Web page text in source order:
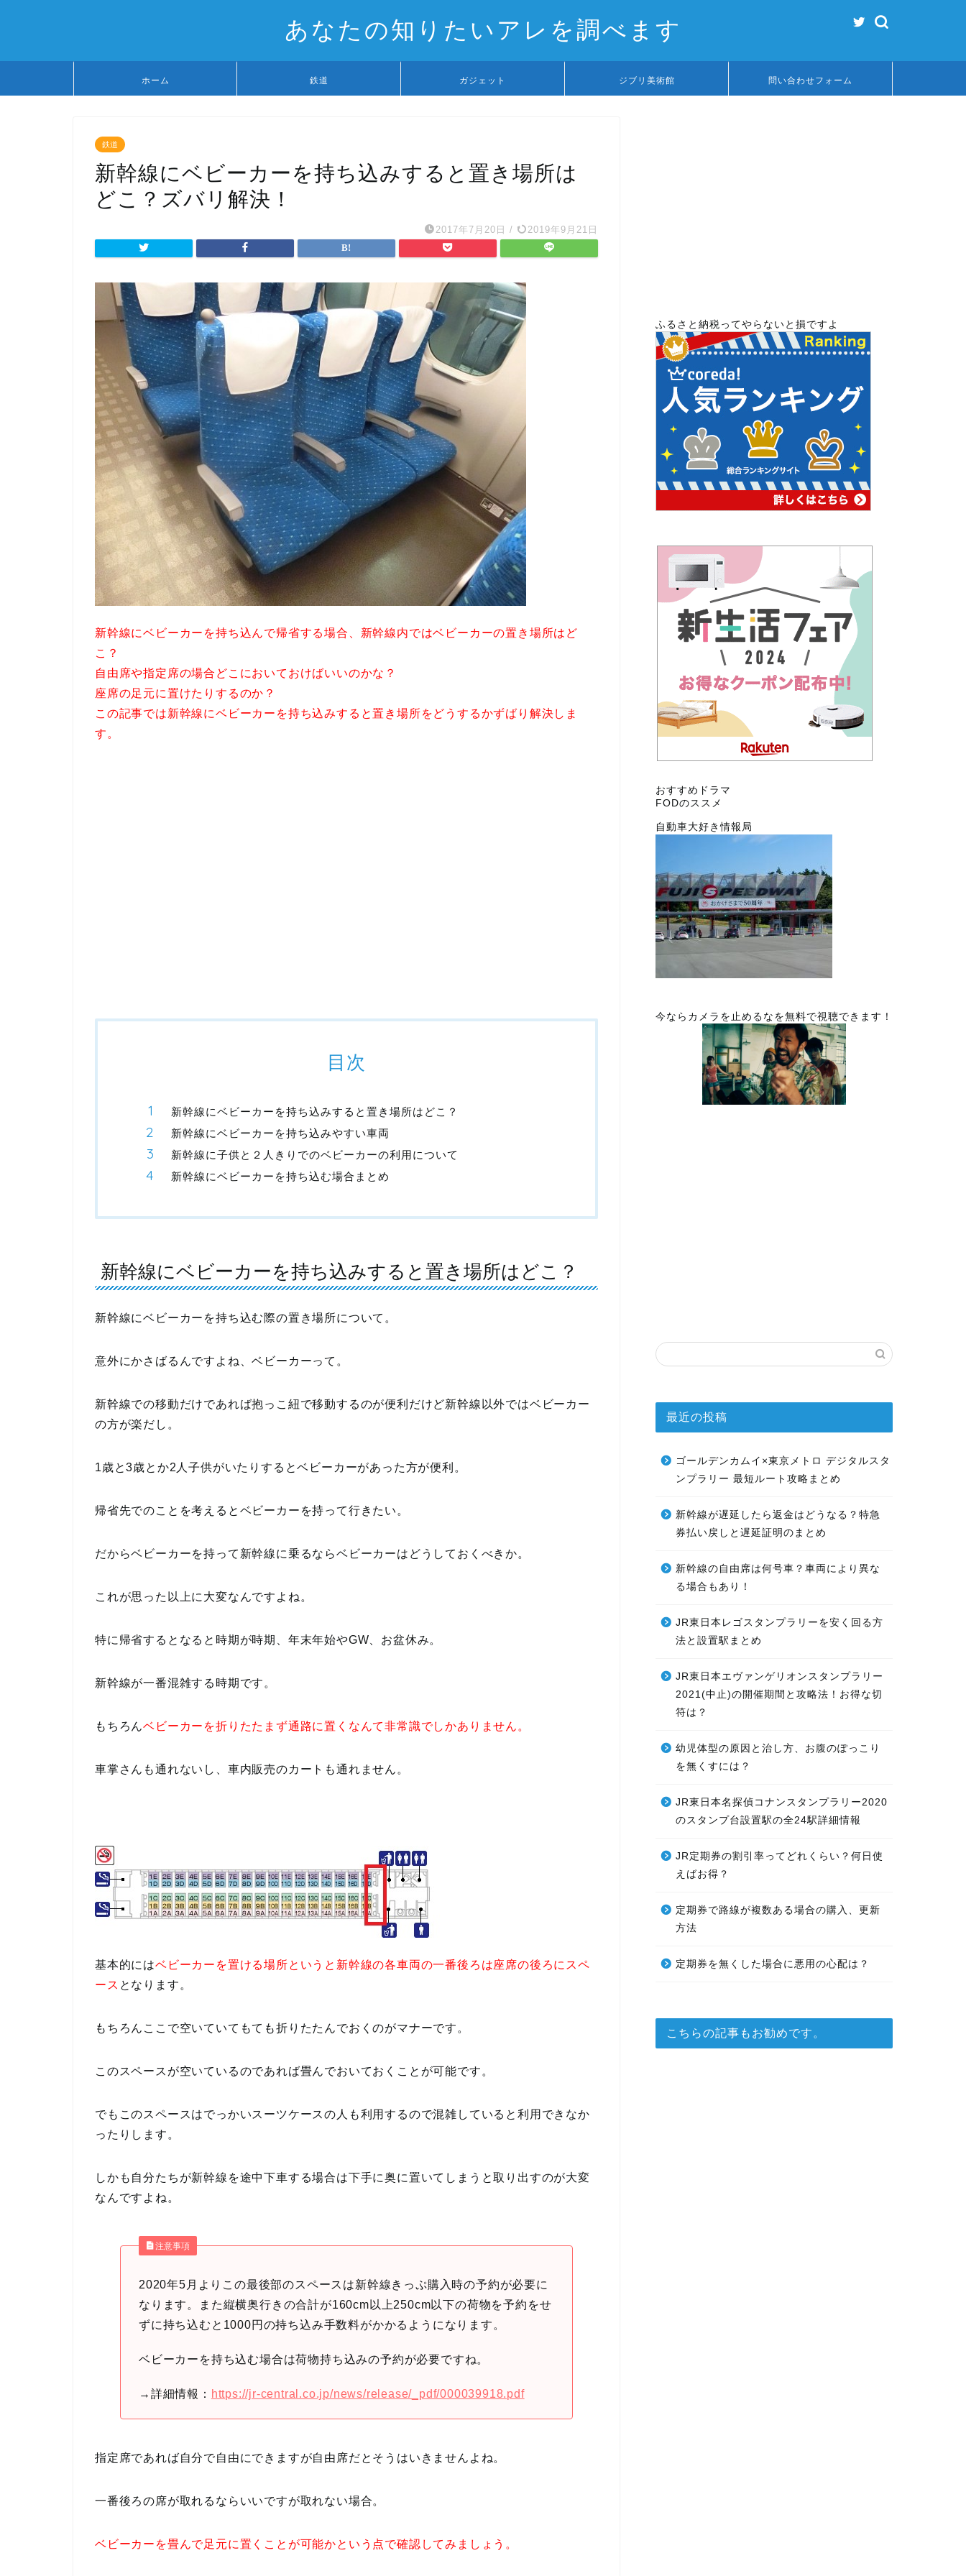
あなたの知りたいアレを調べます
ホーム 鉄道 ガジェット ジブリ美術館 問い合わせフォーム
鉄道
新幹線にベビーカーを持ち込みすると置き場所は
どこ？ズバリ解決！
2017年7月20日 / 2019年9月21日
新幹線にベビーカーを持ち込んで帰省する場合、新幹線内ではベビーカーの置き場所はど
こ？
自由席や指定席の場合どこにおいておけばいいのかな？
座席の足元に置けたりするのか？
この記事では新幹線にベビーカーを持ち込みすると置き場所をどうするかずばり解決しま
す。
目次
新幹線にベビーカーを持ち込みすると置き場所はどこ？
新幹線にベビーカーを持ち込みやすい車両
新幹線に子供と２人きりでのベビーカーの利用について
新幹線にベビーカーを持ち込む場合まとめ
新幹線にベビーカーを持ち込みすると置き場所はどこ？
新幹線にベビーカーを持ち込む際の置き場所について。
意外にかさばるんですよね、ベビーカーって。
新幹線での移動だけであれば抱っこ紐で移動するのが便利だけど新幹線以外ではベビーカー
の方が楽だし。
1歳と3歳とか2人子供がいたりするとベビーカーがあった方が便利。
帰省先でのことを考えるとベビーカーを持って行きたい。
だからベビーカーを持って新幹線に乗るならベビーカーはどうしておくべきか。
これが思った以上に大変なんですよね。
特に帰省するとなると時期が時期、年末年始やGW、お盆休み。
新幹線が一番混雑する時期です。
もちろんベビーカーを折りたたまず通路に置くなんて非常識でしかありません。
車掌さんも通れないし、車内販売のカートも通れません。
基本的にはベビーカーを置ける場所というと新幹線の各車両の一番後ろは座席の後ろにスペ
ース となります。
もちろんここで空いていてもても折りたたんでおくのがマナーです。
このスペースが空いているのであれば畳んでおいておくことが可能です。
でもこのスペースはでっかいスーツケースの人も利用するので混雑していると利用できなか
ったりします。
しかも自分たちが新幹線を途中下車する場合は下手に奥に置いてしまうと取り出すのが大変
なんですよね。
注意事項
2020年5月よりこの最後部のスペースは新幹線きっぷ購入時の予約が必要に
なります。また縦横奥行きの合計が160cm以上250cm以下の荷物を予約をせ
ずに持ち込むと1000円の持ち込み手数料がかかるようになります。
ベビーカーを持ち込む場合は荷物持ち込みの予約が必要ですね。
→詳細情報： https://jr-central.co.jp/news/release/_pdf/000039918.pdf
指定席であれば自分で自由にできますが自由席だとそうはいきませんよね。
一番後ろの席が取れるならいいですが取れない場合。
ベビーカーを畳んで足元に置くことが可能かという点で確認してみましょう。
ふるさと納税ってやらないと損ですよ
おすすめドラマ
FODのススメ
自動車大好き情報局
今ならカメラを止めるなを無料で視聴できます！
最近の投稿
ゴールデンカムイ×東京メトロ デジタルスタ
ンプラリー 最短ルート攻略まとめ
新幹線が遅延したら返金はどうなる？特急
券払い戻しと遅延証明のまとめ
新幹線の自由席は何号車？車両により異な
る場合もあり！
JR東日本レゴスタンプラリーを安く回る方
法と設置駅まとめ
JR東日本エヴァンゲリオンスタンプラリー
2021(中止)の開催期間と攻略法！お得な切
符は？
幼児体型の原因と治し方、お腹のぽっこり
を無くすには？
JR東日本名探偵コナンスタンプラリー2020
のスタンプ台設置駅の全24駅詳細情報
JR定期券の割引率ってどれくらい？何日使
えばお得？
定期券で路線が複数ある場合の購入、更新
方法
定期券を無くした場合に悪用の心配は？
こちらの記事もお勧めです。